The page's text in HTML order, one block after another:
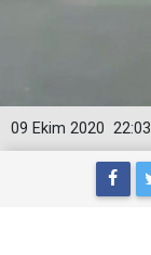
22:03
09 Ekim 2020